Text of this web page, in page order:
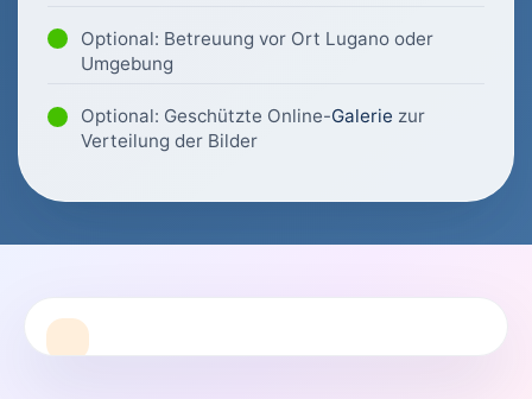
Optional: Betreuung vor Ort Lugano oder
Umgebung
Optional: Geschützte Online-Galerie zur
Verteilung der Bilder